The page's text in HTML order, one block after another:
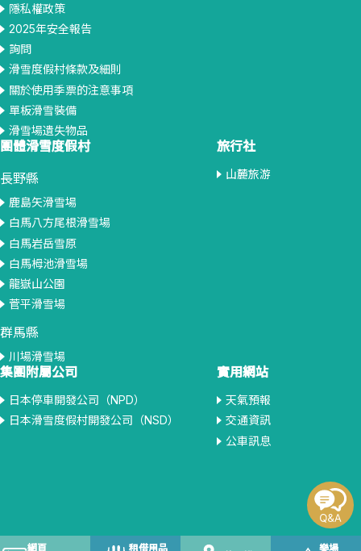
隱私權政策
2025年安全報告
詢問
滑雪度假村條款及細則
關於使用季票的注意事項
單板滑雪裝備
滑雪場遺失物品
團體滑雪度假村
長野縣
鹿島矢滑雪場
白馬八方尾根滑雪場
白馬岩岳雪原
白馬栂池滑雪場
龍嶽山公園
菅平滑雪場
群馬縣
川場滑雪場
旅行社
山麓旅游
集團附屬公司
日本停車開發公司（NPD）
日本滑雪度假村開發公司（NSD）
實用網站
天氣預報
交通資訊
公車訊息
網頁 租借用品 樂場